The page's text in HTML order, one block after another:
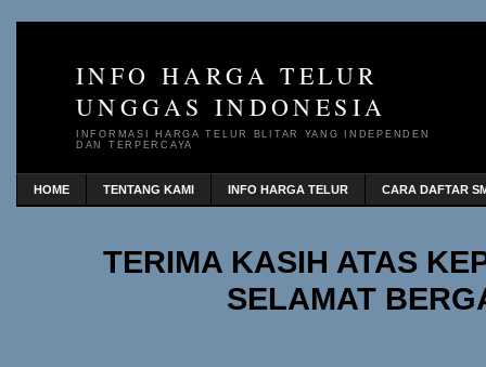
INFO HARGA TELUR
UNGGAS INDONESIA
INFORMASI HARGA TELUR BLITAR YANG INDEPENDEN
DAN TERPERCAYA
HOME TENTANG KAMI INFO HARGA TELUR CARA DAFTAR
TERIMA KASIH ATAS
SELAMAT